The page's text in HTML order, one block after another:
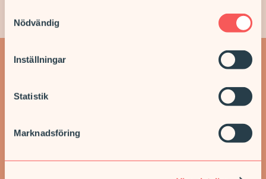
Nödvändig
Inställningar
Statistik
Marknadsföring